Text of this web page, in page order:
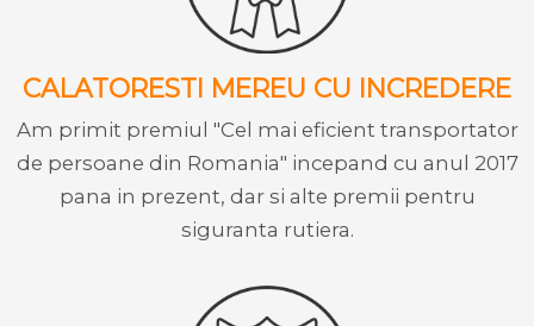
CALATORESTI MEREU CU INCREDERE
Am primit premiul "Cel mai eficient transportator
de persoane din Romania" incepand cu anul 2017
pana in prezent, dar si alte premii pentru
siguranta rutiera.